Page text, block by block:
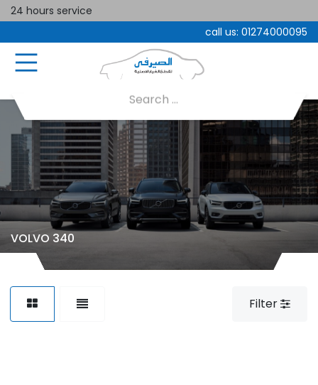
24 hours service
call us: 01274000095
VOLVO 340
Filter